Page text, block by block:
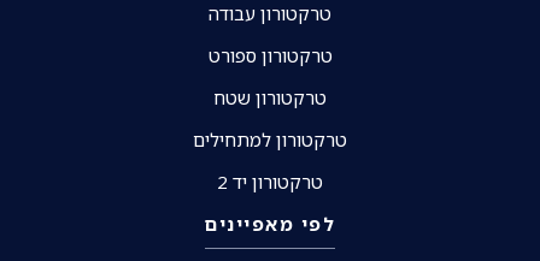
טרקטורון עבודה
טרקטורון ספורט
טרקטורון שטח
טרקטורון למתחילים
טרקטורון יד 2
לפי מאפיינים